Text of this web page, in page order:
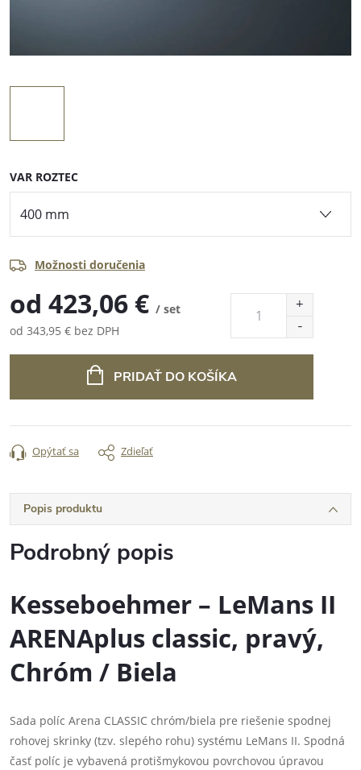
VAR ROZTEC
Možnosti doručenia
od 423,06 € / set
od 343,95 € bez DPH
PRIDAŤ DO KOŠÍKA
Opýtať sa Zdieľať
Popis produktu
Podrobný popis
Kesseboehmer – LeMans II
ARENAplus classic, pravý,
Chróm / Biela
Sada políc Arena CLASSIC chróm/biela pre riešenie spodnej
rohovej skrinky (tzv. slepého rohu) systému LeMans II. Spodná
časť políc je vybavená protišmykovou povrchovou úpravou